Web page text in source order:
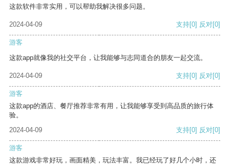
这款软件非常实用，可以帮助我解决很多问题。
2024-04-09 支持[0] 反对[0]
游客
这款app就像我的社交平台，让我能够与志同道合的朋友一起交流。
2024-04-09 支持[0] 反对[0]
游客
这款app的酒店、餐厅推荐非常有用，让我能够享受到高品质的旅行体
验。
2024-04-09
支持[0] 反对[0]
游客
这款游戏非常好玩，画面精美，玩法丰富。我已经玩了好几个小时，还